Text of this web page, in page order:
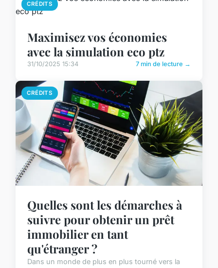
CRÉDITS
Maximisez vos économies
avec la simulation eco ptz
31/10/2025 15:34 7 min de lecture →
CRÉDITS
Quelles sont les démarches à
suivre pour obtenir un prêt
immobilier en tant
qu'étranger ?
Dans un monde de plus en plus tourné vers la